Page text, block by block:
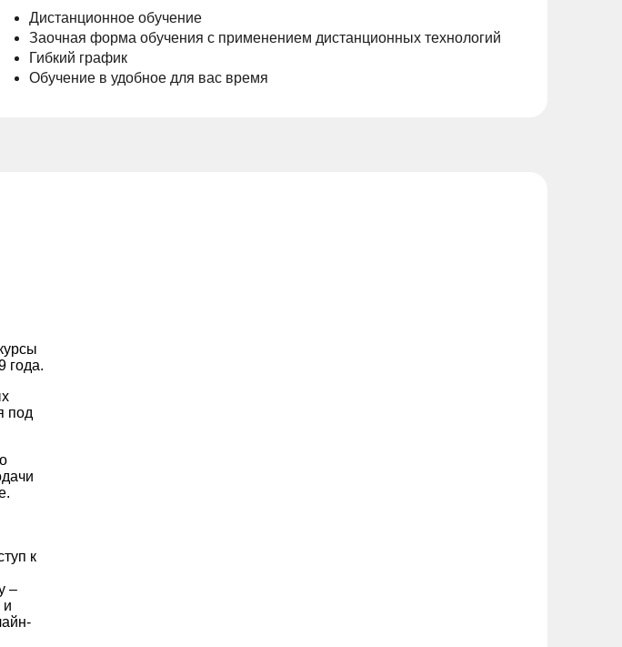
Дистанционное обучение
Заочная форма обучения с применением дистанционных технологий
Гибкий график
Обучение в удобное для вас время
года.
под
к
–
и